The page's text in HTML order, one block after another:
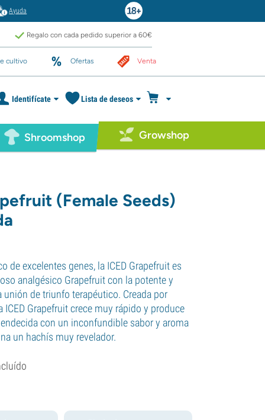
Ayuda
Regalo con cada pedido superior a 60€
cultivo Ofertas Venta
Identifícate Lista de deseos
Shroomshop Growshop
(Female Seeds)
de excelentes genes, la ICED Grapefruit es
analgésico Grapefruit con la potente y
unión de triunfo terapéutico. Creada por
ICED Grapefruit crece muy rápido y produce
con un inconfundible sabor y aroma
un hachís muy revelador.